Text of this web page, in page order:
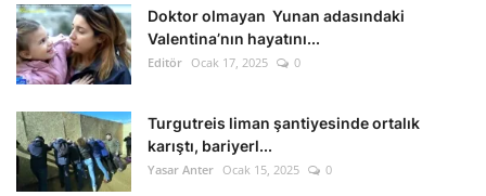
Doktor olmayan Yunan adasındaki
Valentina’nın hayatını...
Editör Ocak 17, 2025 0
Turgutreis liman şantiyesinde ortalık
karıştı, bariyerl...
Yasar Anter Ocak 15, 2025 0